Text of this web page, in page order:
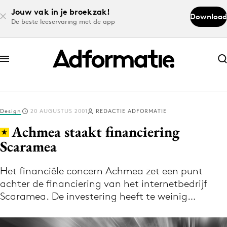
Jouw vak in je broekzak!
De beste leeservaring met de app
Download
Abonneer nu
Abonneer nu
Log in
Volg het laatste nieuws via de Adformatie
Nieuws app
Design 20 AUGUSTUS 2001 REDACTIE ADFORMATIE
Achmea staakt financiering
Scaramea
Het financiële concern Achmea zet een punt
achter de financiering van het internetbedrijf
Scaramea. De investering heeft te weinig…